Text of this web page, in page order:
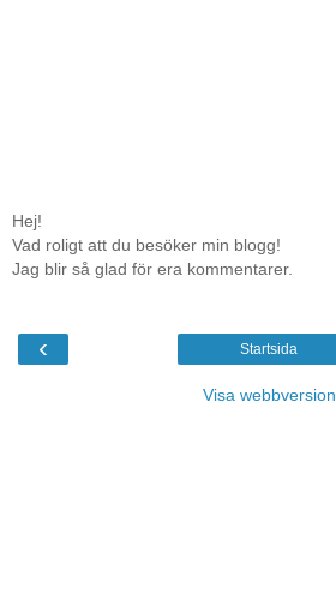
Hej!
Vad roligt att du besöker min blogg!
Jag blir så glad för era kommentarer.
‹ Startsida
Visa webbversion